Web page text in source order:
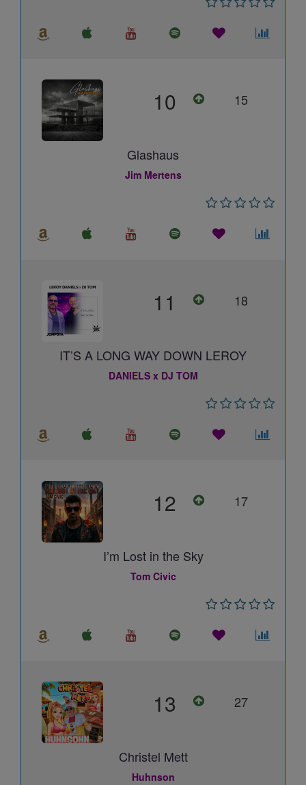
10 15
Glashaus
Jim Mertens
11 18
IT’S A LONG WAY DOWN LEROY
DANIELS x DJ TOM
12 17
I’m Lost in the Sky
Tom Civic
13 27
Christel Mett
Huhnson